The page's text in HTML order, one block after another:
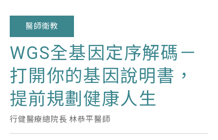
醫師衛教
WGS全基因定序解碼－
打開你的基因說明書，
提前規劃健康人生
行健醫療總院長 林恭平醫師